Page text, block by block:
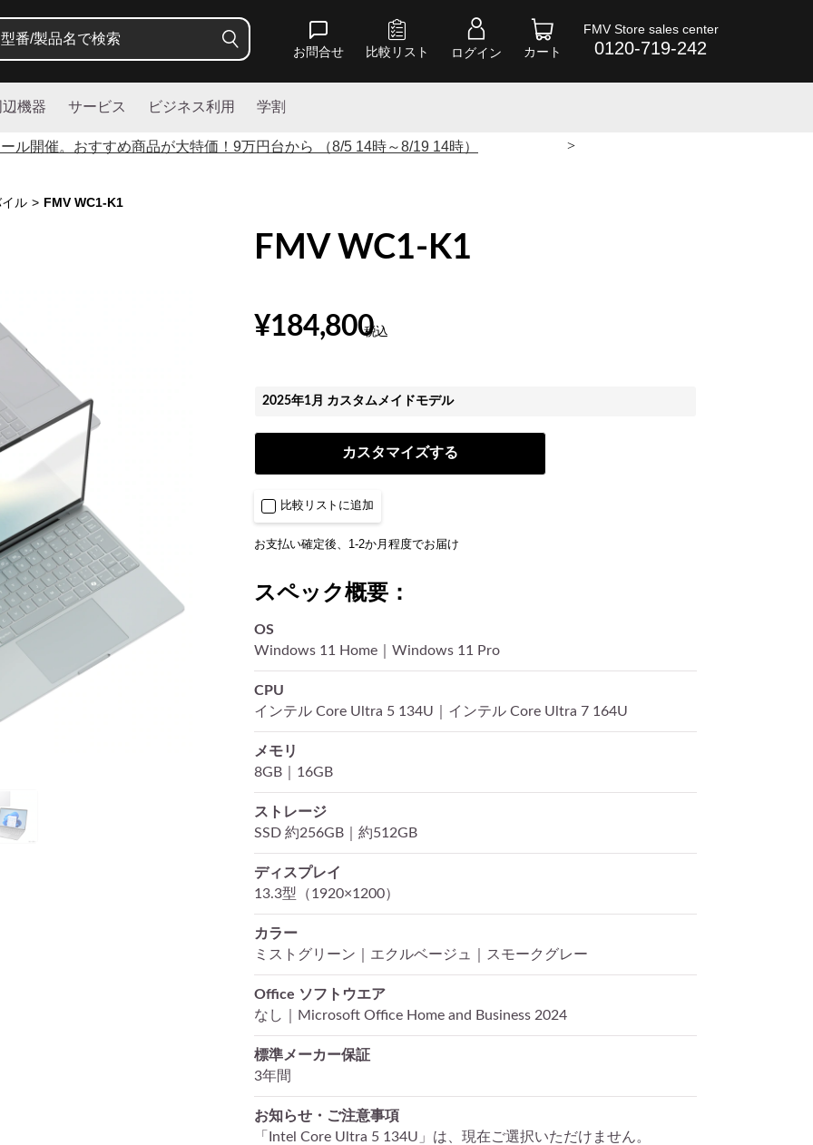
お問合せ 比較リスト ログイン カート
FMV Store sales center
0120-719-242
機器 サービス ビジネス利用 学割
ル開催。おすすめ商品が大特価！ 9万円台から （8/5 14時～8/19 14時） >
ル > FMV WC1-K1
FMV WC1-K1
¥184,800税込
2025年1月 カスタムメイドモデル
カスタマイズする
比較リストに追加
お支払い確定後、1-2か月程度でお届け
スペック概要：
OS
Windows 11 Home｜Windows 11 Pro
CPU
インテル Core Ultra 5 134U｜インテル Core Ultra 7 164U
メモリ
8GB｜16GB
ストレージ
SSD 約256GB｜約512GB
ディスプレイ
13.3型（1920×1200）
カラー
ミストグリーン｜エクルベージュ｜スモークグレー
Office ソフトウエア
なし｜Microsoft Office Home and Business 2024
標準メーカー保証
3年間
お知らせ・ご注意事項
「Intel Core Ultra 5 134U」は、現在ご選択いただけません。